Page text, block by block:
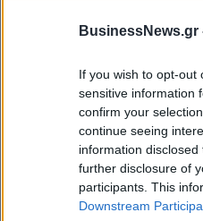
BusinessNews.gr
If you wish to opt-out
sensitive information
confirm your
continue seeing
information
further disclosure of
participants. This
Downstream